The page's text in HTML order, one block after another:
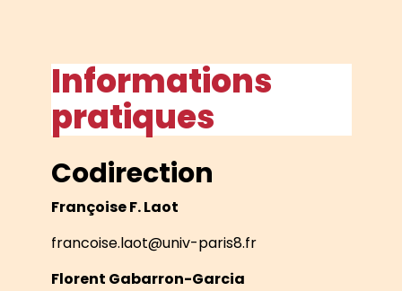
Informations
pratiques
Codirection
Françoise F. Laot
francoise.laot@univ-paris8.fr
Florent Gabarron-Garcia